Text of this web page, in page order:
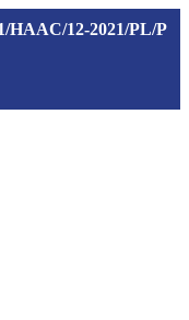
HAAC/12-2021/PL/P